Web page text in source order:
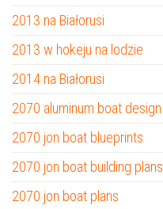
2013 na Białorusi
2013 w hokeju na lodzie
2014 na Białorusi
2070 aluminum boat design
2070 jon boat blueprints
2070 jon boat building plans
2070 jon boat plans